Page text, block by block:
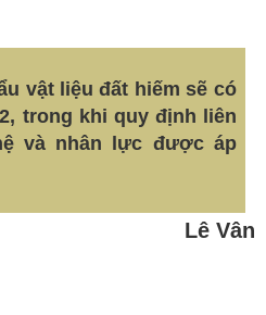
vật liệu đất hiếm sẽ có
trong khi quy định liên
và nhân lực được áp
Lê Vân